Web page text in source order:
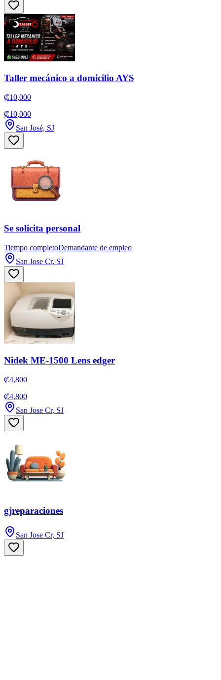
Taller mecánico a domicilio AYS
₡10,000
₡10,000
San José, SJ
Se solicita personal
Tiempo completoDemandante de empleo
San Jose Cr, SJ
Nidek ME-1500 Lens edger
₡4,800
₡4,800
San Jose Cr, SJ
gjreparaciones
San Jose Cr, SJ